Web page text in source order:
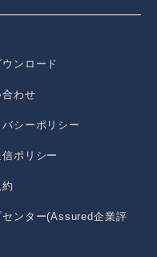
ウンロード
合わせ
バシーポリシー
ポリシー
センター(Assured企業評